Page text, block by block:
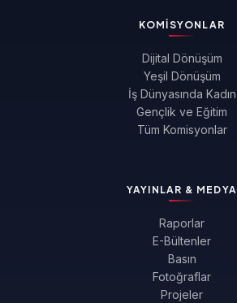
KOMISYONLAR
Dijital Dönüşüm
Yeşil Dönüşüm
İş Dünyasında Kadın
Gençlik ve Eğitim
Tüm Komisyonlar
YAYINLAR & MEDYA
Raporlar
E-Bültenler
Basın
Fotoğraflar
Projeler